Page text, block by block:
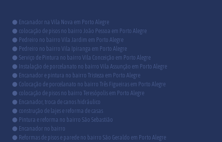
Encanador na Vila Nova em Porto Alegre
colocação de pisos no bairro João Pessoa em Porto Alegre
Pedreiro no bairro Vila Jardim em Porto Alegre
Pedreiro no bairro Vila Ipiranga em Porto Alegre
Serviço de Pintura no bairro Vila Conceição em Porto Alegre
Instalação de porcelanato no bairro Vila Assunção em Porto Alegre
Encanador e pintura no bairro Tristeza em Porto Alegre
Colocação de porcelanato no bairro Três Figueiras em Porto Alegre
colocação de pisos no bairro Teresópolis em Porto Alegre
Encanador, troca de canos hidráulico
construção de lajes e reforma de casas
Pintura e reforma no bairro São Sebastião
Encanador no bairro
Reformas de pisos e parede no bairro São Geraldo em Porto Alegre